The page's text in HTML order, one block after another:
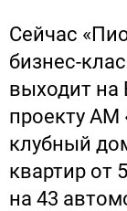
Сейчас
бизнес-
выходит на
проекту АМ
клубный
квартир от
на 43